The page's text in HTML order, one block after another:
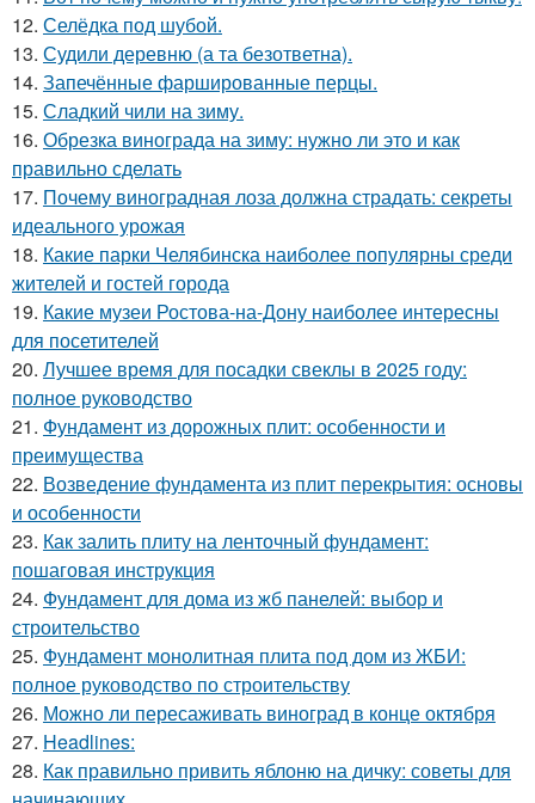
12. Селёдка под шубой.
13. Судили деревню (а та безответна).
14. Запечённые фаршированные перцы.
15. Сладкий чили на зиму.
16. Обрезка винограда на зиму: нужно ли это и как
правильно сделать
17. Почему виноградная лоза должна страдать: секреты
идеального урожая
18. Какие парки Челябинска наиболее популярны среди
жителей и гостей города
19. Какие музеи Ростова-на-Дону наиболее интересны
для посетителей
20. Лучшее время для посадки свеклы в 2025 году:
полное руководство
21. Фундамент из дорожных плит: особенности и
преимущества
22. Возведение фундамента из плит перекрытия: основы
и особенности
23. Как залить плиту на ленточный фундамент:
пошаговая инструкция
24. Фундамент для дома из жб панелей: выбор и
строительство
25. Фундамент монолитная плита под дом из ЖБИ:
полное руководство по строительству
26. Можно ли пересаживать виноград в конце октября
27. Headlines:
28. Как правильно привить яблоню на дичку: советы для